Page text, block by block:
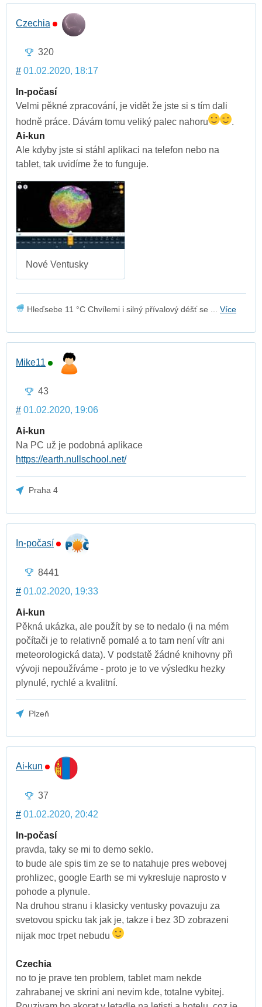
Czechia
320
# 01.02.2020, 18:17
In-počasí
Velmi pěkné zpracování, je vidět že jste si s tím dali
hodně práce. Dávám tomu veliký palec nahoru
.
Ai-kun
Ale kdyby jste si stáhl aplikaci na telefon nebo na
tablet, tak uvidíme že to funguje.
Nové Ventusky
Hleďsebe 11 °C Chvílemi i silný přívalový déšť se ... Více
Mike11
43
# 01.02.2020, 19:06
Ai-kun
Na PC už je podobná aplikace
https://earth.nullschool.net/
Praha 4
In-počasí
8441
# 01.02.2020, 19:33
Ai-kun
Pěkná ukázka, ale použít by se to nedalo (i na mém
počítači je to relativně pomalé a to tam není vítr ani
meteorologická data). V podstatě žádné knihovny při
vývoji nepoužíváme - proto je to ve výsledku hezky
plynulé, rychlé a kvalitní.
Plzeň
Ai-kun
37
# 01.02.2020, 20:42
In-počasí
pravda, taky se mi to demo seklo.
to bude ale spis tim ze se to natahuje pres webovej
prohlizec, google Earth se mi vykresluje naprosto v
pohode a plynule.
Na druhou stranu i klasicky ventusky povazuju za
svetovou spicku tak jak je, takze i bez 3D zobrazeni
nijak moc trpet nebudu
Czechia
no to je prave ten problem, tablet mam nekde
zahrabanej ve skrini ani nevim kde, totalne vybitej.